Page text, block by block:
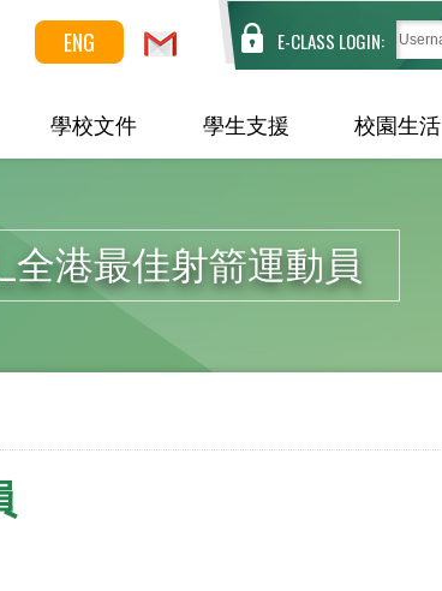
ENG E-CLASS LOGIN:
學校文件 學生支援 校園生活
港最佳射箭運動員